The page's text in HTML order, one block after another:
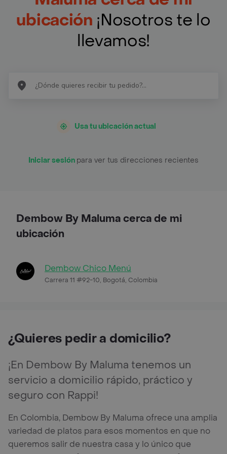
ubicación ¡Nosotros te lo
llevamos!
Usa tu ubicación actual
Iniciar sesión para ver tus direcciones recientes
Dembow By Maluma cerca de mi
ubicación
Dembow Chico Menú
Carrera 11 #92-10, Bogotá, Colombia
¿Quieres pedir a domicilio?
¡En Dembow By Maluma tenemos un
servicio a domicilio rápido, práctico y
seguro con Rappi!
En Colombia, Dembow By Maluma ofrece una amplia
variedad de platos para esos momentos en que no
queremos salir de nuestra casa y lo único que